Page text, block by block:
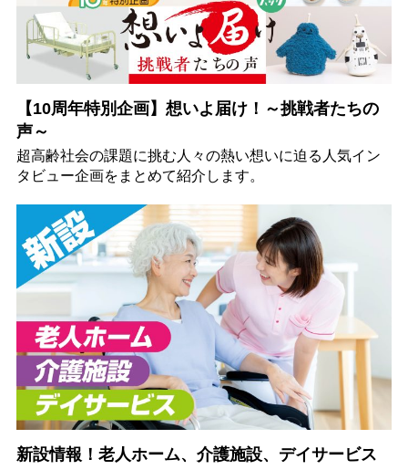
【10周年特別企画】想いよ届け！～挑戦者たちの
声～
超高齢社会の課題に挑む人々の熱い想いに迫る人気イン
タビュー企画をまとめて紹介します。
新設情報！老人ホーム、介護施設、デイサービス